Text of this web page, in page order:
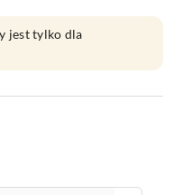
jest tylko dla